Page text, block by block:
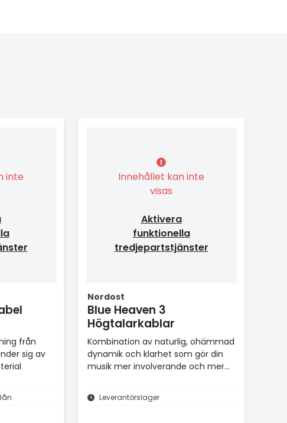
inte
från
sig av
Innehållet kan inte
visas
Aktivera
funktionella
tredjepartstjänster
Nordost
Blue Heaven 3
Högtalarkablar
Kombination av naturlig, ohämmad
dynamik och klarhet som gör din
musik mer involverande och mer
Leverantörslager